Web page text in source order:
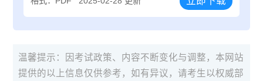
温馨提示：因考试政策、内容不断变化与调整，本网站
提供的以上信息仅供参考，如有异议，请考生以权威部